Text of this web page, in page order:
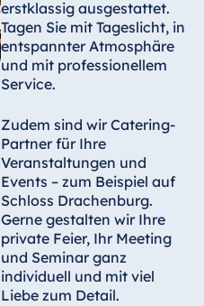
erstklassig ausgestattet.
Tagen Sie mit Tageslicht, in
entspannter Atmosphäre
und mit professionellem
Service.
Zudem sind wir Catering-
Partner für Ihre
Veranstaltungen und
Events – zum Beispiel auf
Schloss Drachenburg.
Gerne gestalten wir Ihre
private Feier, Ihr Meeting
und Seminar ganz
individuell und mit viel
Liebe zum Detail.